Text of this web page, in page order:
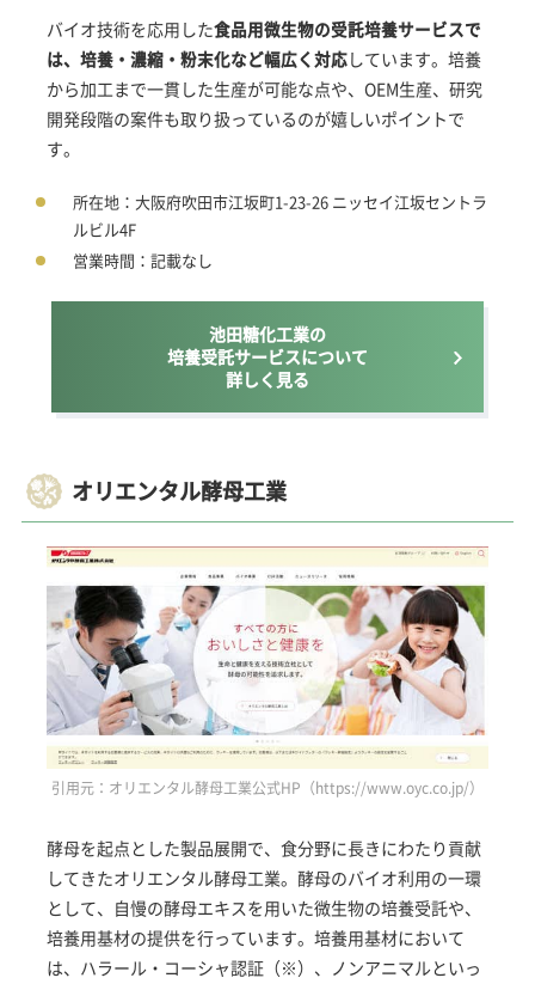
バイオ技術を応用した食品用微生物の受託培養サービスで
は、培養・濃縮・粉末化など幅広く対応しています。培養
から加工まで一貫した生産が可能な点や、OEM生産、研究
開発段階の案件も取り扱っているのが嬉しいポイントで
す。
所在地：大阪府吹田市江坂町1-23-26 ニッセイ江坂セントラ
ルビル4F
営業時間：記載なし
池田糖化工業の
培養受託サービスについて
詳しく見る
オリエンタル酵母工業
引用元：オリエンタル酵母工業公式HP（https://www.oyc.co.jp/）
酵母を起点とした製品展開で、食分野に長きにわたり貢献
してきたオリエンタル酵母工業。酵母のバイオ利用の一環
として、自慢の酵母エキスを用いた微生物の培養受託や、
培養用基材の提供を行っています。培養用基材において
は、ハラール・コーシャ認証（※）、ノンアニマルといっ